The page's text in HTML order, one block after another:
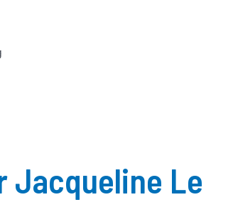
Jacqueline Le